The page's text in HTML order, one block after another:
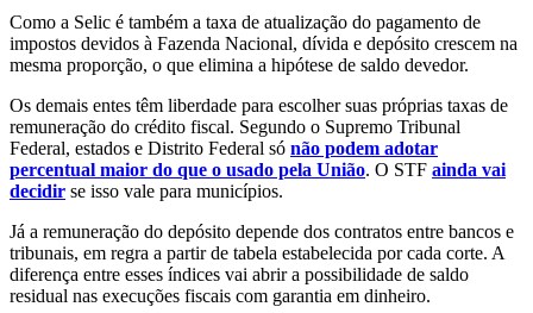
Como a Selic é também a taxa de atualização do pagamento de
impostos devidos à Fazenda Nacional, dívida e depósito crescem na
mesma proporção, o que elimina a hipótese de saldo devedor.
Os demais entes têm liberdade para escolher suas próprias taxas de
remuneração do crédito fiscal. Segundo o Supremo Tribunal
Federal, estados e Distrito Federal só não podem adotar
percentual maior do que o usado pela União. O STF ainda vai
decidir se isso vale para municípios.
Já a remuneração do depósito depende dos contratos entre bancos e
tribunais, em regra a partir de tabela estabelecida por cada corte. A
diferença entre esses índices vai abrir a possibilidade de saldo
residual nas execuções fiscais com garantia em dinheiro.